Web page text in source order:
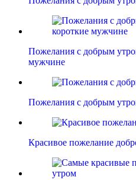
Пожелания с добрым
мужчине
Пожелания с добрым
Красивое пожелание